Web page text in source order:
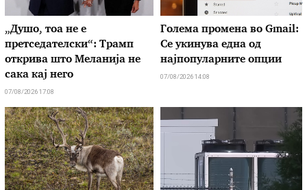
„Душо, тоа не е
претседателски“: Трамп
открива што Меланија не
сака кај него
07/08/2026 17:08
Голема промена во Gmail:
Се укинува една од
најпопуларните опции
07/08/2026 14:08